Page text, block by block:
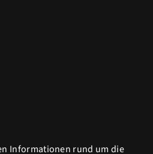
Informationen rund um die